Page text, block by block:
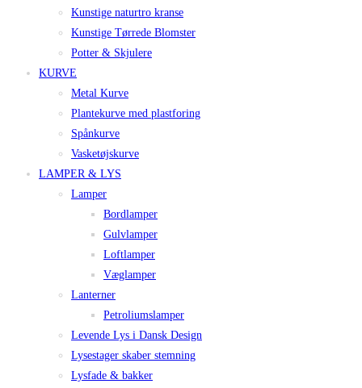
Kunstige naturtro kranse
Kunstige Tørrede Blomster
Potter & Skjulere
KURVE
Metal Kurve
Plantekurve med plastforing
Spånkurve
Vasketøjskurve
LAMPER & LYS
Lamper
Bordlamper
Gulvlamper
Loftlamper
Væglamper
Lanterner
Petroliumslamper
Levende Lys i Dansk Design
Lysestager skaber stemning
Lysfade & bakker